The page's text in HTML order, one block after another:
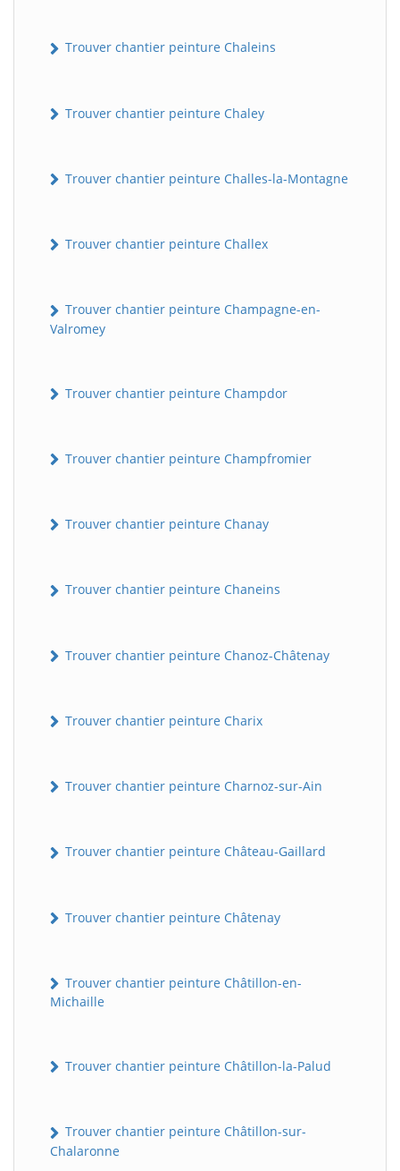
Trouver chantier peinture Chaleins
Trouver chantier peinture Chaley
Trouver chantier peinture Challes-la-Montagne
Trouver chantier peinture Challex
Trouver chantier peinture Champagne-en-
Valromey
Trouver chantier peinture Champdor
Trouver chantier peinture Champfromier
Trouver chantier peinture Chanay
Trouver chantier peinture Chaneins
Trouver chantier peinture Chanoz-Châtenay
Trouver chantier peinture Charix
Trouver chantier peinture Charnoz-sur-Ain
Trouver chantier peinture Château-Gaillard
Trouver chantier peinture Châtenay
Trouver chantier peinture Châtillon-en-
Michaille
Trouver chantier peinture Châtillon-la-Palud
Trouver chantier peinture Châtillon-sur-
Chalaronne